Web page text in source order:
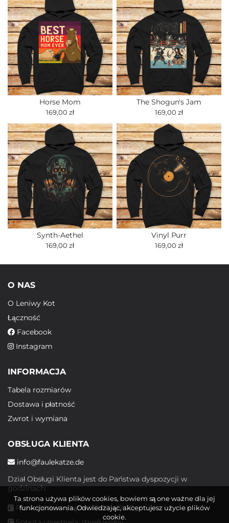
Horse Mom
169,00 zł
The Shogun's Jam
169,00 zł
Synth-Aethel
169,00 zł
Vinyl Purr
169,00 zł
O NAS
O Leniwy Kot
Łączność
Facebook
Instagram
INFORMACJA
Tabela rozmiarów
Dostawa i płatność
Zwrot i wymiana
OBSŁUGA KLIENTA
info@faulekatze.de
Dział Obsługi Klienta jest do Państwa dyspozycji w
godzinach:
Poniedziałek - piątek: 10:00 - 19:00
Ta strona używa plików cookies, bowiem są one ważne dla jej
funkcjonowania. Odwiedzając, akceptujesz użycie plików
cookie.